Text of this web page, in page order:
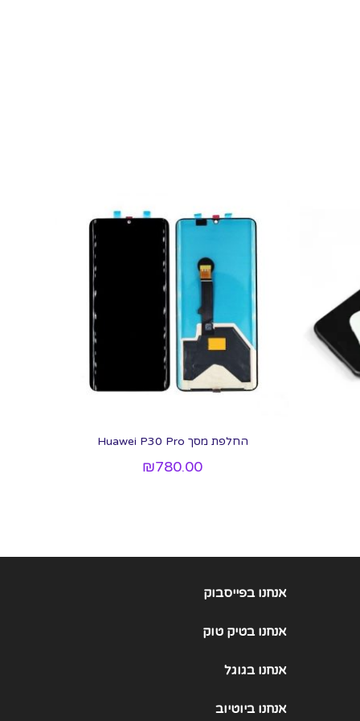
החלפת מסך Huawei P30 Pro
₪780.00
אנחנו בפייסבוק
אנחנו בטיק טוק
אנחנובגוגל
אנחנוביוטיוב